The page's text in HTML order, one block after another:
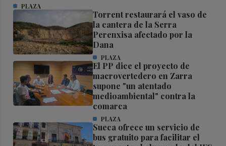
PLAZA
Torrent restaurará el vaso de
la cantera de la Serra
Perenxisa afectado por la
Dana
PLAZA
El PP dice el proyecto de
macrovertedero en Zarra
supone "un atentado
medioambiental" contra la
comarca
PLAZA
Sueca ofrece un servicio de
bus gratuito para facilitar el